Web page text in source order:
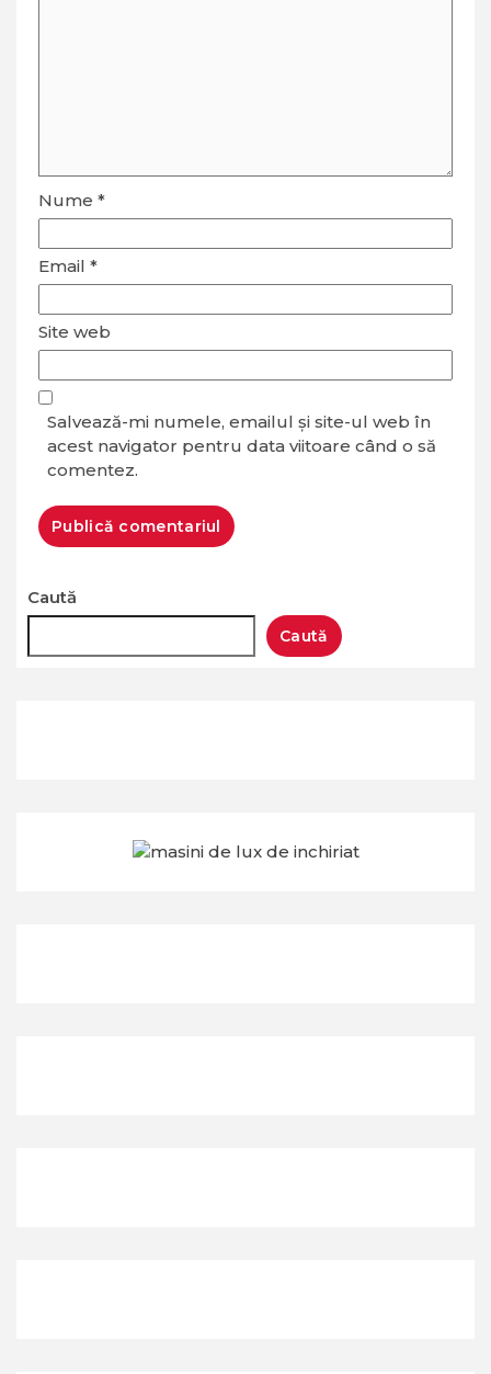
Nume *
Email *
Site web
Salvează-mi numele, emailul și site-ul web în
acest navigator pentru data viitoare când o să
comentez.
Caută
Caută